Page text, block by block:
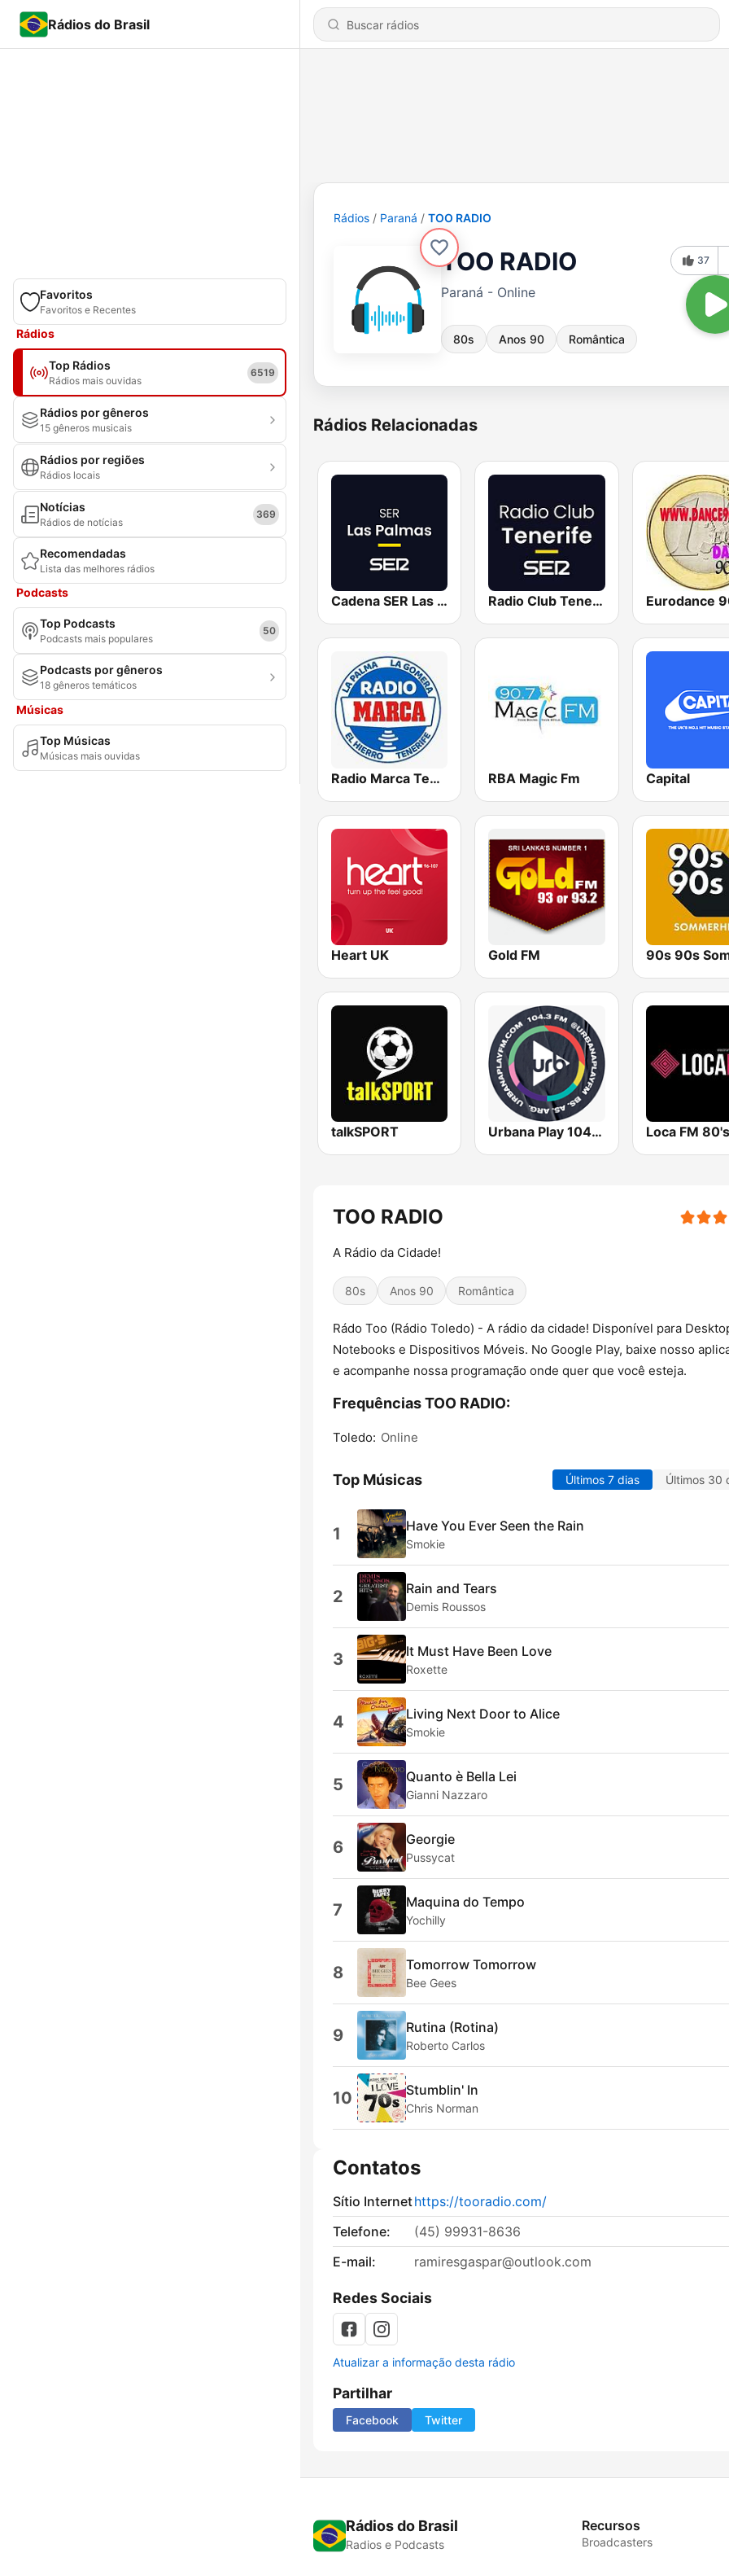
Rádios do Brasil
Favoritos
Favoritos e Recentes
Rádios
Top Rádios
Rádios mais ouvidas
6519
Rádios por gêneros
15 gêneros musicais
Rádios por regiões
Rádios locais
Notícias
Rádios de notícias
369
Recomendadas
Lista das melhores rádios
Podcasts
Top Podcasts
Podcasts mais populares
50
Podcasts por gêneros
18 gêneros temáticos
Músicas
Top Músicas
Músicas mais ouvidas
Rádios Paraná TOO RADIO
TOO RADIO
Paraná - Online
80s Anos 90 Romântica
37
Rádios Relacionadas
Cadena SER Las Palmas Radio Club Tenerife SER
Radio Marca Tenerife RBA Magic Fm Capital
Heart UK Gold FM
talkSPORT Urbana Play 104.3 FM Loca FM 80's
TOO RADIO
A Rádio da Cidade!
80s Anos 90 Romântica
Rádo Too (Rádio Toledo) - A rádio da cidade! Disponível para
Notebooks e Dispositivos Móveis. No Google Play, baixe nosso
e acompanhe nossa programação onde quer que você esteja.
Frequências TOO RADIO:
Toledo: Online
Top Músicas Últimos 7 dias Últimos 30
1 Have You Ever Seen the Rain
Smokie
2 Rain and Tears
Demis Roussos
3 It Must Have Been Love
Roxette
4 Living Next Door to Alice
Smokie
5 Quanto è Bella Lei
Gianni Nazzaro
6 Georgie
Pussycat
7 Maquina do Tempo
Yochilly
8 Tomorrow Tomorrow
Bee Gees
9 Rutina (Rotina)
Roberto Carlos
10 Stumblin' In
Chris Norman
Contatos
Sítio Internethttps://tooradio.com/
Telefone:
(45) 99931-8636
E-mail:
ramiresgaspar@outlook.com
Redes Sociais
Atualizar a informação desta rádio
Partilhar
Facebook Twitter
Rádios do Brasil
Radios e Podcasts
Recursos
Broadcasters